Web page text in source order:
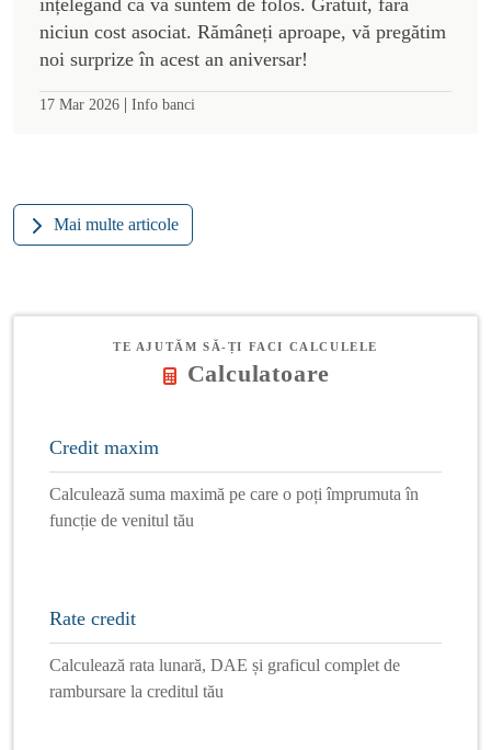
niciun cost asociat. Rămâneți aproape, vă pregătim
noi surprize în acest an aniversar!
17 Mar 2026 | Info banci
Mai multe articole
TE AJUTĂM SĂ-ȚI FACI CALCULELE
Calculatoare
Credit maxim
Calculează suma maximă pe care o poți împrumuta în
funcție de venitul tău
Rate credit
Calculează rata lunară, DAE și graficul complet de
rambursare la creditul tău